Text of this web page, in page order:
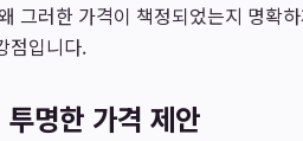
그러한 가격이 책정되었는지 명확
점입니다.
명한 가격 제안